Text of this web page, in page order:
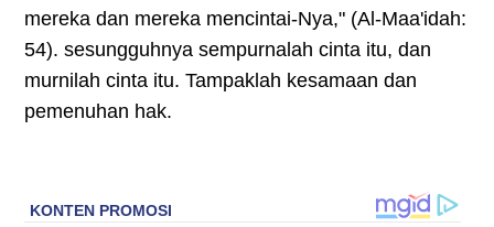
mereka dan mereka mencintai-Nya," (Al-Maa'idah:
54). sesungguhnya sempurnalah cinta itu, dan
murnilah cinta itu. Tampaklah kesamaan dan
pemenuhan hak.